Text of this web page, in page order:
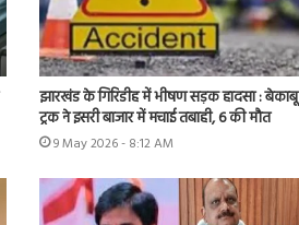
झारखंड के गिरिडीह में भीषण सड़क हादसा : बेकाबू
ट्रक ने इसरी बाजार में मचाई तबाही, 6 की मौत
9 May 2026 - 8:12 AM